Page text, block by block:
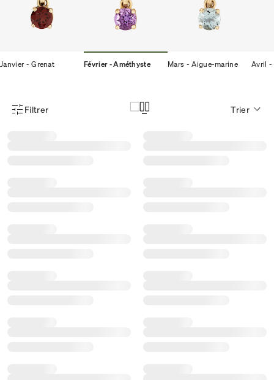
Janvier - Grenat Février - Améthyste Mars - Aigue-marine Avril -
Menu des filtres d'articles
Filtrer Trier